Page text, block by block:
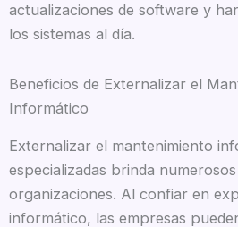
actualizaciones de software y
los sistemas al día.
Beneficios de Externalizar el
Informático
Externalizar el mantenimiento
especializadas brinda
organizaciones. Al confiar en
informático, las empresas